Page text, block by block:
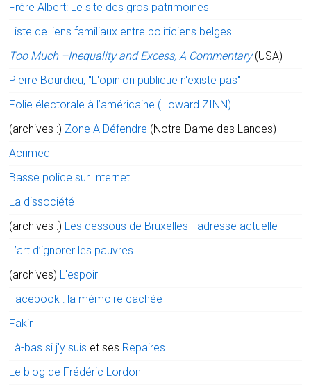
Frère Albert: Le site des gros patrimoines
Liste de liens familiaux entre politiciens belges
Too Much –Inequality and Excess, A Commentary (USA)
Pierre Bourdieu, "L'opinion publique n'existe pas"
Folie électorale à l’américaine (Howard ZINN)
(archives :) Zone A Défendre (Notre-Dame des Landes)
Acrimed
Basse police sur Internet
La dissociété
(archives :) Les dessous de Bruxelles - adresse actuelle
L’art d’ignorer les pauvres
(archives) L'espoir
Facebook : la mémoire cachée
Fakir
Là-bas si j'y suis et ses Repaires
Le blog de Frédéric Lordon